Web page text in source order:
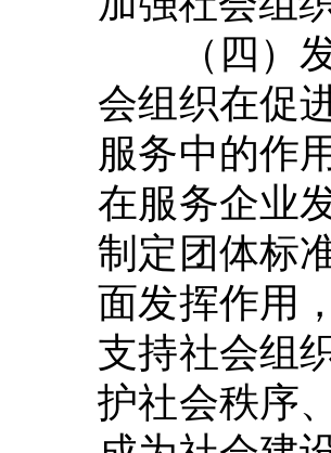
（四）发
会组织在促
服务中的作
在服务企业
制定团体标
面发挥作用
支持社会组
护社会秩序